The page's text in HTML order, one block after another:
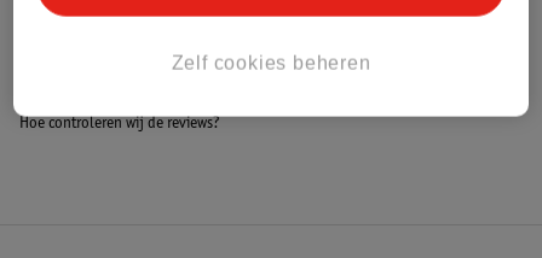
Bekijk ook
Alle Parfum geschenkset voor hem
Hoe controleren wij de reviews?
Zelf cookies beheren